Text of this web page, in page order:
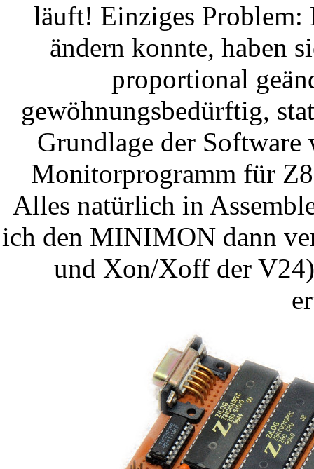
läuft! Einziges Problem:
ändern konnte, haben
proportional
gewöhnungsbedürftig,
Grundlage der
Monitorprogramm für
Alles natürlich in
ich den MINIMON dann
und Xon/Xoff der